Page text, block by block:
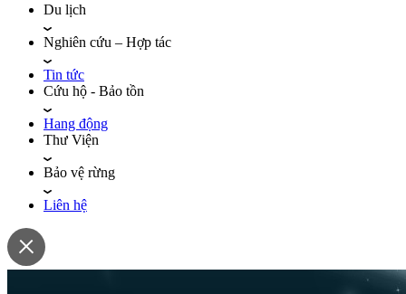
Du lịch
Nghiên cứu – Hợp tác
Tin tức
Cứu hộ - Bảo tồn
Hang động
Thư Viện
Bảo vệ rừng
Liên hệ